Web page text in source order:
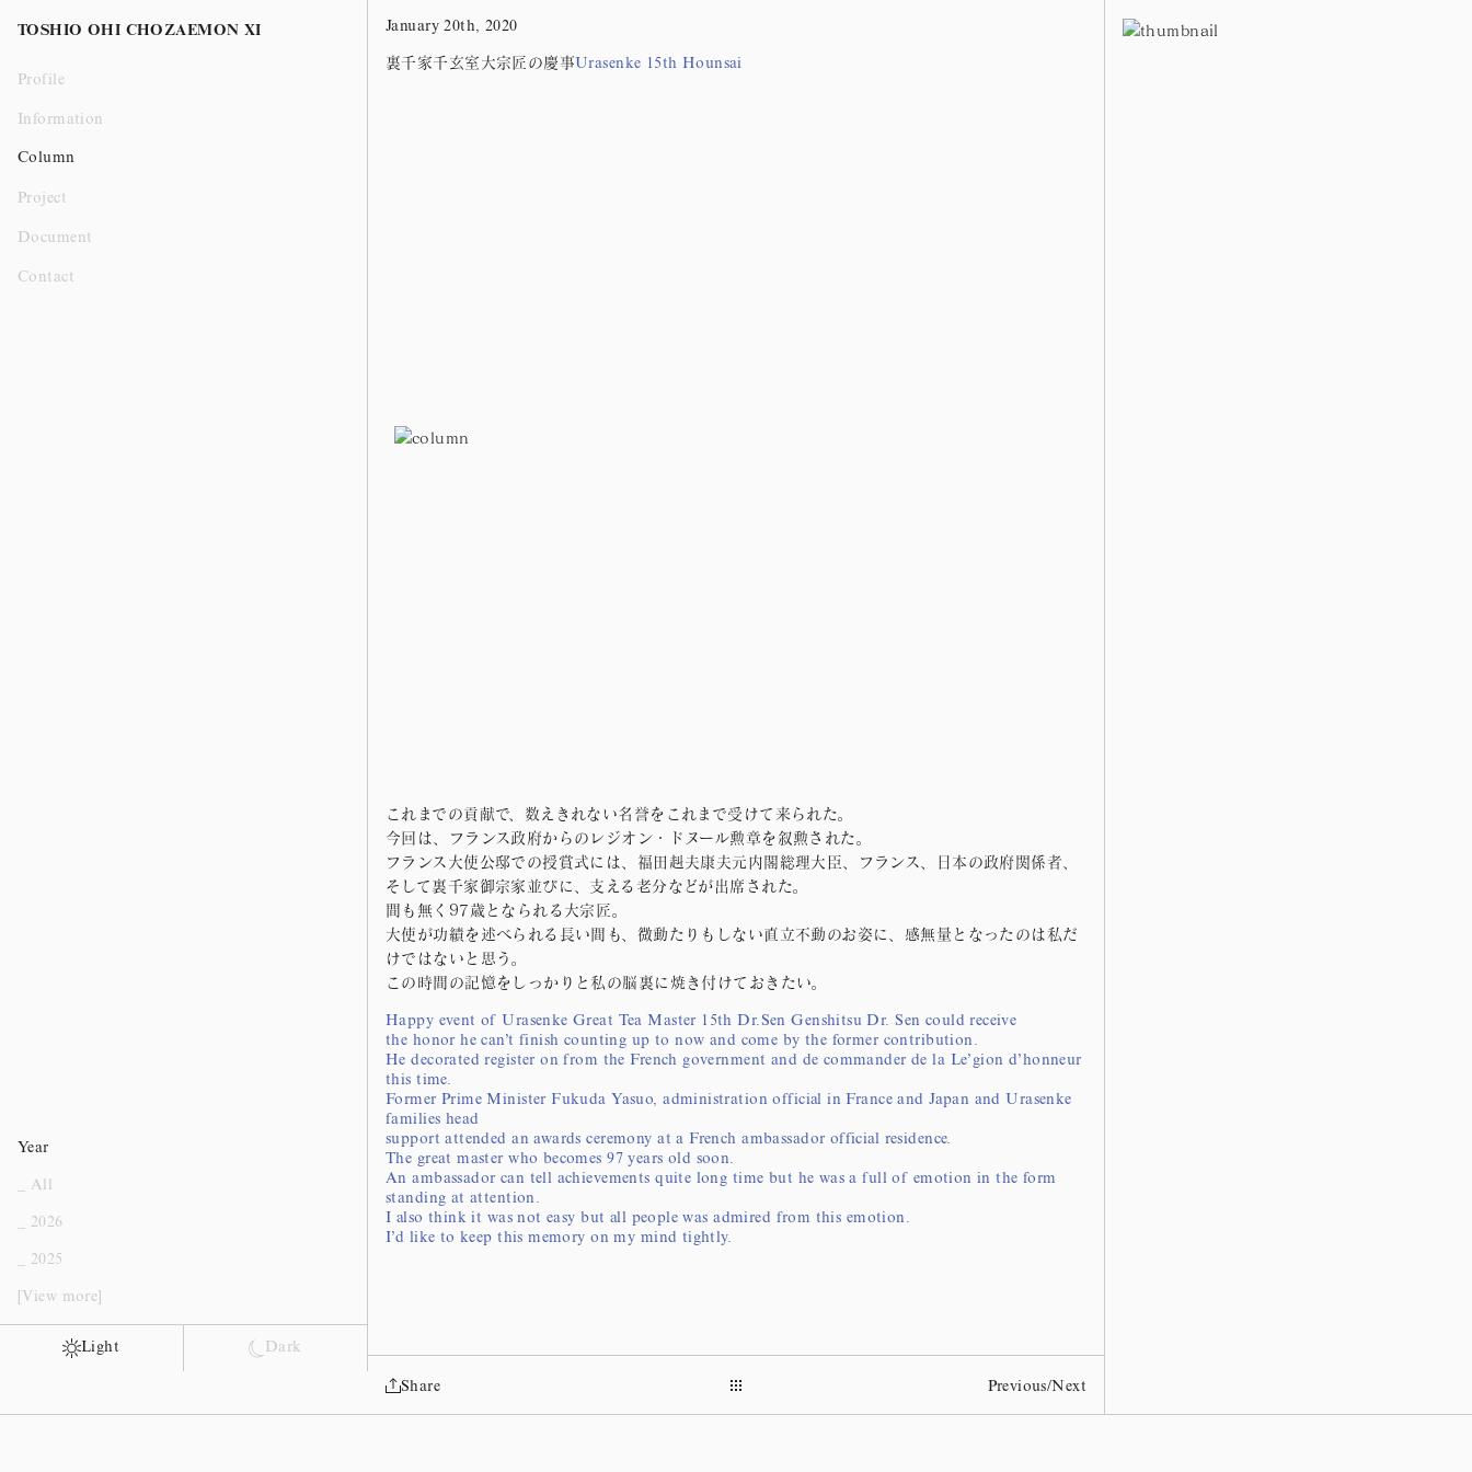
TOSHIO OHI CHOZAEMON XI
Profile
Information
Column
Project
Document
Contact
Year
_ All
_ 2026
_ 2025
[View more]
Light Dark
January 20th, 2020
裏千家千玄室大宗匠の慶事Urasenke 15th Hounsai
これまでの貢献で、数えきれない名誉をこれまで受けて来られた。
今回は、フランス政府からのレジオン・ドヌール勲章を叙勲された。
フランス大使公邸での授賞式には、福田赳夫康夫元内閣総理大臣、フランス、日本の政府関係者、
そして裏千家御宗家並びに、支える老分などが出席された。
間も無く97歳となられる大宗匠。
大使が功績を述べられる長い間も、微動たりもしない直立不動のお姿に、感無量となったのは私だ
けではないと思う。
この時間の記憶をしっかりと私の脳裏に焼き付けておきたい。
Happy event of Urasenke Great Tea Master 15th Dr.Sen Genshitsu Dr. Sen could receive
the honor he can’t finish counting up to now and come by the former contribution.
He decorated register on from the French government and de commander de la Le’gion d’honneur
this time.
Former Prime Minister Fukuda Yasuo, administration official in France and Japan and Urasenke
families head
support attended an awards ceremony at a French ambassador official residence.
The great master who becomes 97 years old soon.
An ambassador can tell achievements quite long time but he was a full of emotion in the form
standing at attention.
I also think it was not easy but all people was admired from this emotion.
I’d like to keep this memory on my mind tightly.
Share Previous/Next